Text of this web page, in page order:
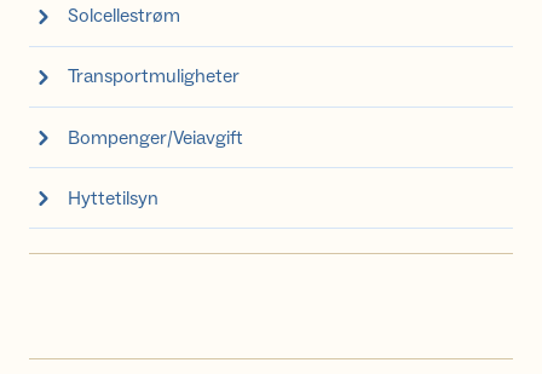
Solcellestrøm
Transportmuligheter
Bompenger/Veiavgift
Hyttetilsyn